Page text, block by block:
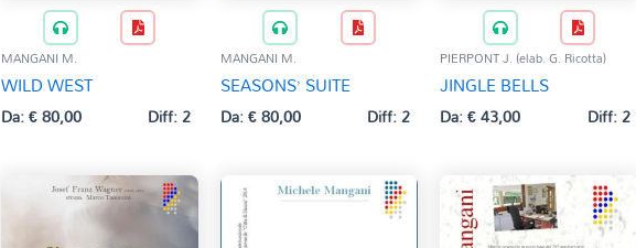
MANGANI M.
WILD WEST
Da:€80,00 Diff: 2
MANGANI M.
SEASONS’ SUITE
Da:€80,00 Diff: 2
PIERPONT J. (elab. G. Ricotta)
JINGLE BELLS
Da:€43,00 Diff: 2